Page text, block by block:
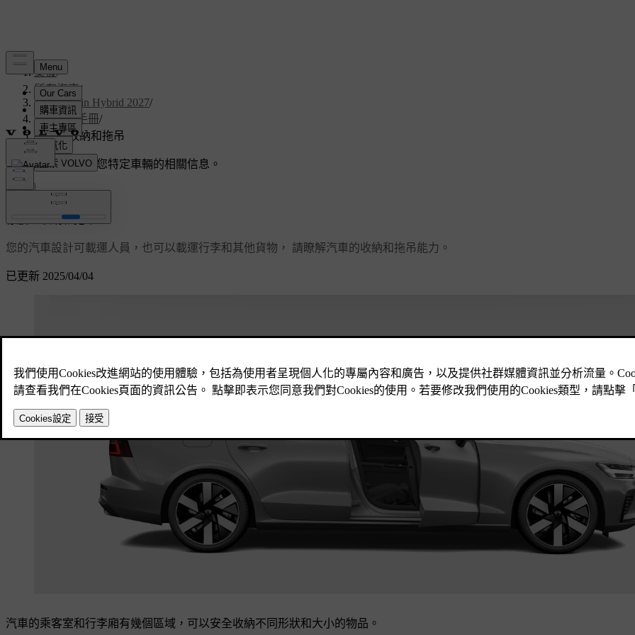
支援/
所有汽車/
V60 Plug-in Hybrid 2027/
使用者手冊/
存放、收納和拖吊
客製化支援獲取與您特定車輛的相關信息。
登入
已更新 2025/04/04
存放、收納和拖吊
您的汽車設計可載運人員，也可以載運行李和其他貨物， 請瞭解汽車的收納和拖吊能力。
汽車的乘客室和行李廂有幾個區域，可以安全收納不同形狀和大小的物品。